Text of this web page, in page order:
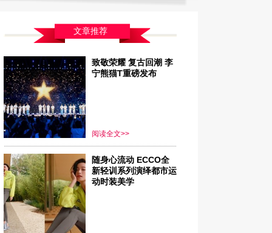
文章推荐
致敬荣耀 复古回潮 李
宁熊猫T重磅发布
阅读全文>>
随身心流动 ECCO全
新轻训系列演绎都市运
动时装美学